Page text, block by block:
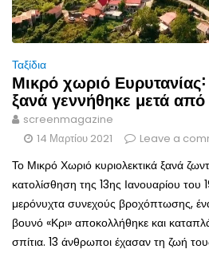
Ταξίδια
Μικρό χωριό
ξανά γεννήθηκε μετά από
screenmagazine
14 Μαρτίου 2021
Leave a
Το Μικρό Χωριό κυριολεκτικά ξανά
κατολίσθηση της 13ης Ιανουαρίου του
μερόνυχτα συνεχούς βροχόπτωσης,
βουνό «Κρι» αποκολλήθηκε και
σπίτια. 13 άνθρωποι έχασαν τη ζωή